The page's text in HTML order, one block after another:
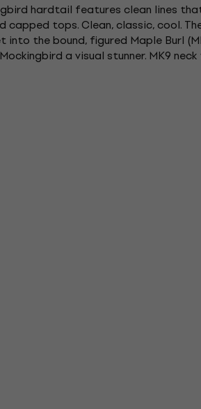
hardtail features clean lines
capped tops. Clean, classic, cool.
into the bound, figured Maple Burl
a visual stunner. MK9
less joint, pioneered by...